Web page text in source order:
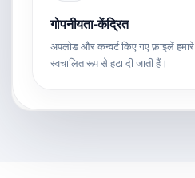
गोपनीयता-केंद्रित
अपलोड और कन्वर्ट किए गए फ़ाइलें
स्वचालित रूप से हटा दी जाती हैं।